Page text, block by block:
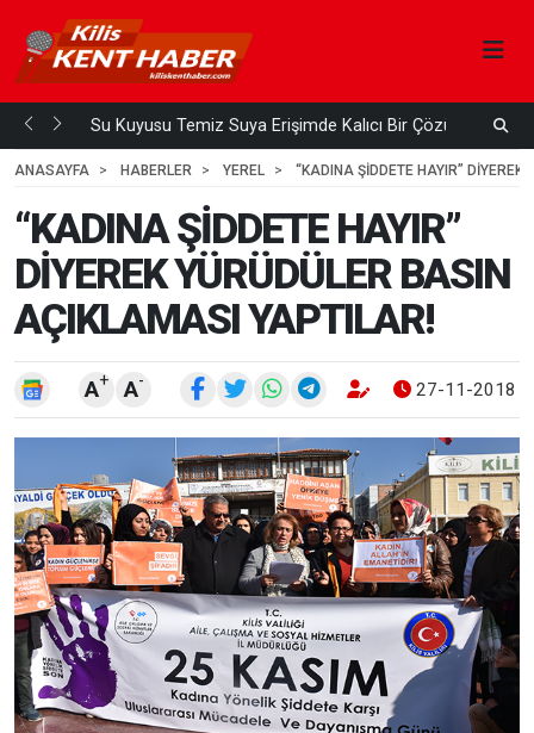
Su Kuyusu Temiz Suya Erişimde Kalıcı Bir Çözüm
4
ANASAYFA HABERLER YEREL “KADINA ŞİDDETE HAYIR”
“KADINA ŞİDDETE HAYIR”
DİYEREK YÜRÜDÜLER BASIN
AÇIKLAMASI YAPTILAR!
A+ A- 27-11-2018